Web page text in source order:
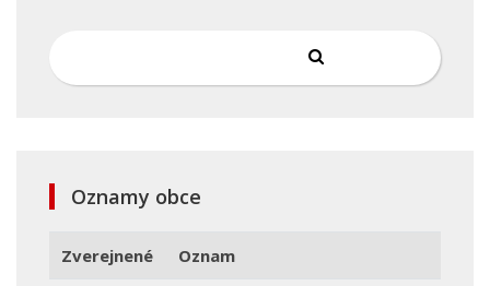
Oznamy obce
Zverejnené Oznam